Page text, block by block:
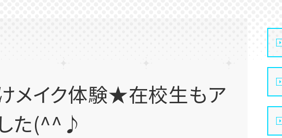
メイク体験★在校生もア
た(^^♪